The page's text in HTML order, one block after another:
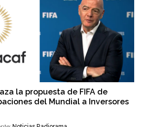
la propuesta de FIFA de
del Mundial a Inversores